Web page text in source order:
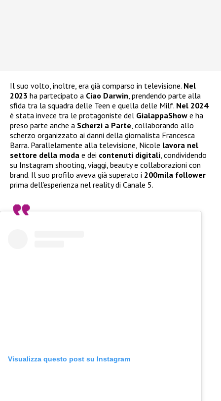
Il suo volto, inoltre, era già comparso in televisione. Nel
2023 ha partecipato a Ciao Darwin, prendendo parte alla
sfida tra la squadra delle Teen e quella delle Milf. Nel 2024
è stata invece tra le protagoniste del GialappaShow e ha
preso parte anche a Scherzi a Parte, collaborando allo
scherzo organizzato ai danni della giornalista Francesca
Barra. Parallelamente alla televisione, Nicole lavora nel
settore della moda e dei contenuti digitali, condividendo
su Instagram shooting, viaggi, beauty e collaborazioni con
brand. Il suo profilo aveva già superato i 200mila follower
prima dell’esperienza nel reality di Canale 5.
Visualizza questo post su Instagram